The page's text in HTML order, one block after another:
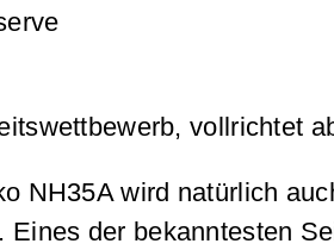
vollrichtet
NH35A wird natürlich
. Eines der bekanntesten